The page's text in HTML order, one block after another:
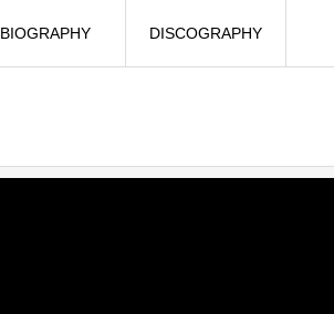
BIOGRAPHY DISCOGRAPHY